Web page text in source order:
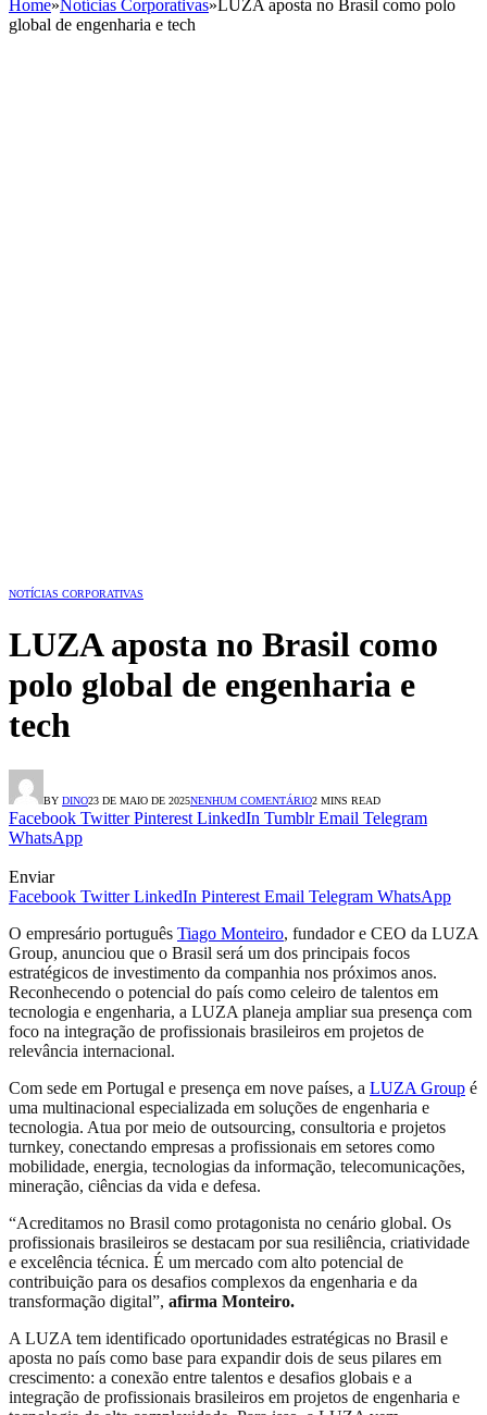
Home»Notícias Corporativas»LUZA aposta no Brasil como polo
global de engenharia e tech
NOTÍCIAS CORPORATIVAS
LUZA aposta no Brasil como
polo global de engenharia e
tech
BY DINO23 DE MAIO DE 2025NENHUM COMENTÁRIO2 MINS READ
Facebook Twitter Pinterest LinkedIn Tumblr Email Telegram
WhatsApp
Enviar
Facebook Twitter LinkedIn Pinterest Email Telegram WhatsApp
O empresário português Tiago Monteiro, fundador e CEO da LUZA
Group, anunciou que o Brasil será um dos principais focos
estratégicos de investimento da companhia nos próximos anos.
Reconhecendo o potencial do país como celeiro de talentos em
tecnologia e engenharia, a LUZA planeja ampliar sua presença com
foco na integração de profissionais brasileiros em projetos de
relevância internacional.
Com sede em Portugal e presença em nove países, a LUZA Group é
uma multinacional especializada em soluções de engenharia e
tecnologia. Atua por meio de outsourcing, consultoria e projetos
turnkey, conectando empresas a profissionais em setores como
mobilidade, energia, tecnologias da informação, telecomunicações,
mineração, ciências da vida e defesa.
“Acreditamos no Brasil como protagonista no cenário global. Os
profissionais brasileiros se destacam por sua resiliência, criatividade
e excelência técnica. É um mercado com alto potencial de
contribuição para os desafios complexos da engenharia e da
transformação digital”, afirma Monteiro.
A LUZA tem identificado oportunidades estratégicas no Brasil e
aposta no país como base para expandir dois de seus pilares em
crescimento: a conexão entre talentos e desafios globais e a
integração de profissionais brasileiros em projetos de engenharia e